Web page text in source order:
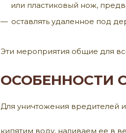
или пластиковый нож,
оставлять удаленное под
Эти мероприятия общие для
ОСОБЕННОСТИ
Для уничтожения вредителей
кипятим воду, наливаем ее в